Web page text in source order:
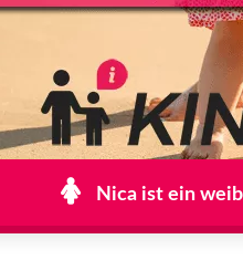
Nica ist ein